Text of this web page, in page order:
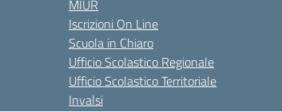
MIUR
Iscrizioni On Line
Scuola in Chiaro
Ufficio Scolastico Regionale
Ufficio Scolastico Territoriale
Invalsi